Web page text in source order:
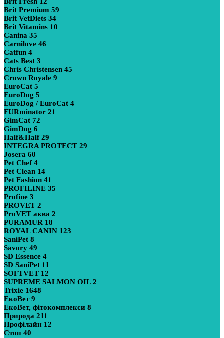
Brit Premium 59
Brit VetDiets 34
Brit Vitamins 10
Canina 35
Carnilove 46
Catfun 4
Cats Best 3
Chris Christensen 45
Crown Royale 9
EuroCat 5
EuroDog 5
EuroDog / EuroCat 4
FURminator 21
GimCat 72
GimDog 6
Half&Half 29
INTEGRA PROTECT 29
Josera 60
Pet Chef 4
Pet Clean 14
Pet Fashion 41
PROFILINE 35
Profine 3
PROVET 2
ProVET аква 2
PURAMUR 18
ROYAL CANIN 123
SaniPet 8
Savory 49
SD Essence 4
SD SaniPet 11
SOFTVET 12
SUPREME SALMON OIL2
Trixie 1648
ЕкоВет9
ЕкоВет, фітокомплекси 8
Природа 211
Профілайн 12
Стоп 40